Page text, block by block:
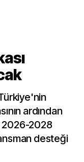
ardından
2026-2028
desteği